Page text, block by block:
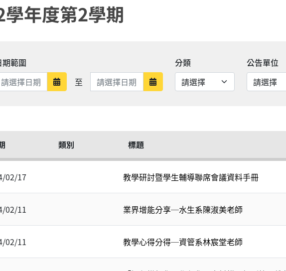
學年度第2學期
期範圍
日期範圍開始
至 日期範圍結束 日期範圍結束
分類 公告單位
類別 標題
02/17 教學研討暨學生輔導聯席會議資料手冊
02/11 業界增能分享─水生系陳淑美老師
02/11 教學心得分得─資管系林宸堂老師